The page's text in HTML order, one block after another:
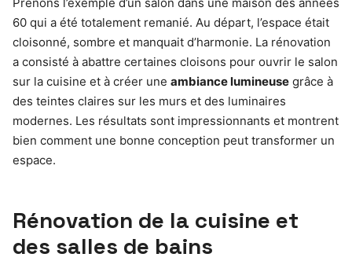
60 qui a été totalement remanié. Au départ, l’espace était
cloisonné, sombre et manquait d’harmonie. La rénovation
a consisté à abattre certaines cloisons pour ouvrir le salon
sur la cuisine et à créer une ambiance lumineuse grâce à
des teintes claires sur les murs et des luminaires
modernes. Les résultats sont impressionnants et montrent
bien comment une bonne conception peut transformer un
espace.
Rénovation de la cuisine et
des salles de bains